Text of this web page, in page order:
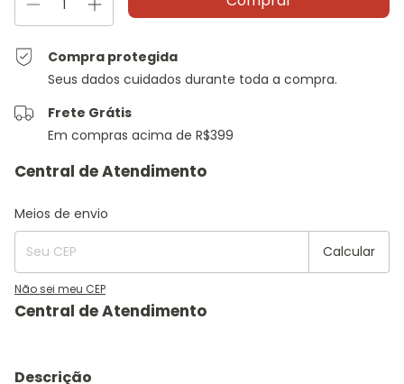
Compra protegida
Seus dados cuidados durante toda a compra.
Frete Grátis
Em compras acima de R$399
Entregas para o CEP:
Meios de envio
Calcular
Não sei meu CEP
Descrição